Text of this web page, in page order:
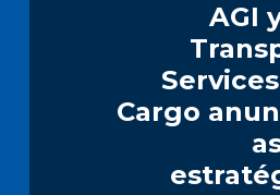
AGI
Cargo